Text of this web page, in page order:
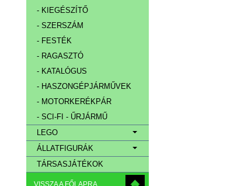
- KIEGÉSZÍTŐ
- SZERSZÁM
- FESTÉK
- RAGASZTÓ
- KATALÓGUS
- HASZONGÉPJÁRMŰVEK
- MOTORKERÉKPÁR
- SCI-FI - ŰRJÁRMŰ
LEGO
ÁLLATFIGURÁK
TÁRSASJÁTÉKOK
VISSZA A FŐLAPRA